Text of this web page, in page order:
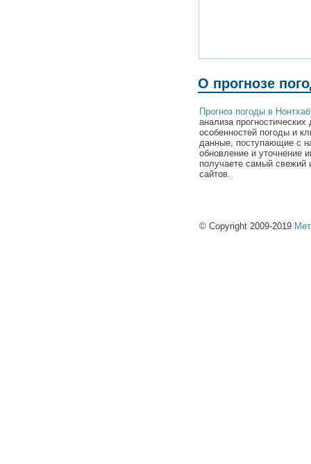
О прогнозе
Прогноз погоды в
анализа
особенностей погоды и
данные, поступающие с
обновление и уточнение
получаете самый свежий
сайтов.
© Copyright 2009-2019